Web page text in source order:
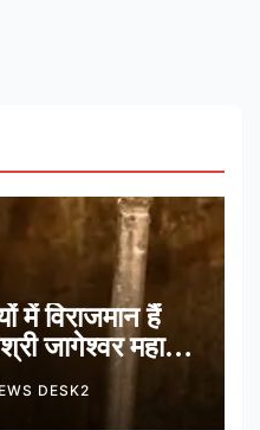
में विराजमान हैं
जागेश्वर महादेव
DESK2